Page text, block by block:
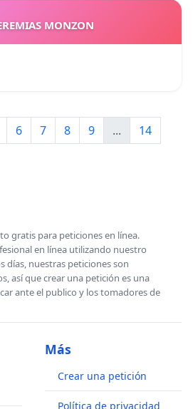
MONZON
6 7 8 9 ...
14
gratis para peticiones en línea.
en línea utilizando nuestro
días, nuestras peticiones son
así que crear una petición es una
ante el publico y los tomadores de
Más
Crear una petición
Política de privacidad